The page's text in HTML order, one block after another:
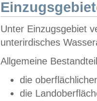
Unter Einzugsgebiet
unterirdisches
Allgemeine
die
die